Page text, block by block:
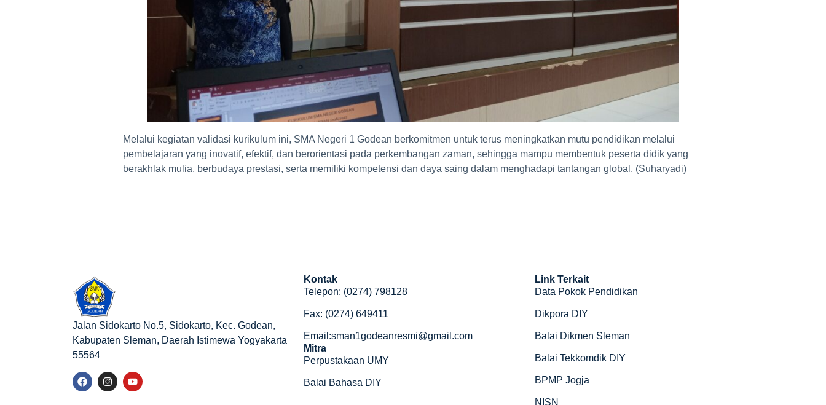
Melalui kegiatan validasi kurikulum ini, SMA Negeri 1 Godean berkomitmen untuk terus meningkatkan mutu pendidikan melalui
pembelajaran yang inovatif, efektif, dan berorientasi pada perkembangan zaman, sehingga mampu membentuk peserta didik yang
berakhlak mulia, berbudaya prestasi, serta memiliki kompetensi dan daya saing dalam menghadapi tantangan global. (Suharyadi)
Jalan Sidokarto No.5, Sidokarto, Kec. Godean,
Kabupaten Sleman, Daerah Istimewa Yogyakarta
55564
Kontak
Telepon: (0274) 798128
Fax: (0274) 649411
Email:sman1godeanresmi@gmail.com
Mitra
Perpustakaan UMY
Balai Bahasa DIY
Link Terkait
Data Pokok Pendidikan
Dikpora DIY
Balai Dikmen Sleman
Balai Tekkomdik DIY
BPMP Jogja
NISN